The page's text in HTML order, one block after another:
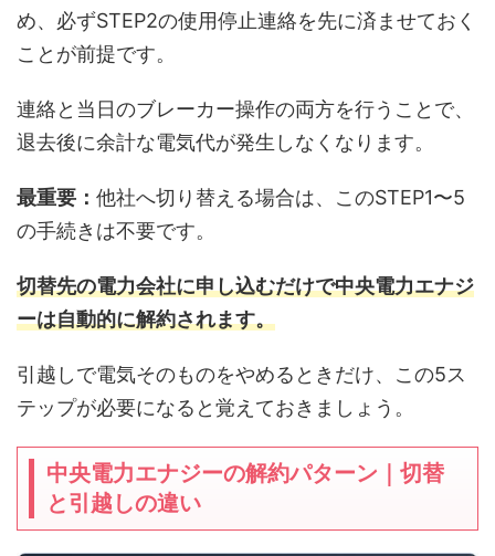
め、必ずSTEP2の使用停止連絡を先に済ませておく
ことが前提です。
連絡と当日のブレーカー操作の両方を行うことで、
退去後に余計な電気代が発生しなくなります。
最重要： 他社へ切り替える場合は、このSTEP1〜5
の手続きは不要です。
切替先の電力会社に申し込むだけで中央電力エナジ
ーは自動的に解約されます。
引越しで電気そのものをやめるときだけ、この5ス
テップが必要になると覚えておきましょう。
中央電力エナジーの解約パターン｜切替
と引越しの違い